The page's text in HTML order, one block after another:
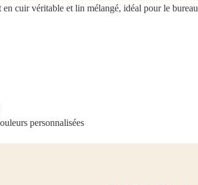
cuir véritable et lin mélangé, idéal pour le bureau
personnalisées